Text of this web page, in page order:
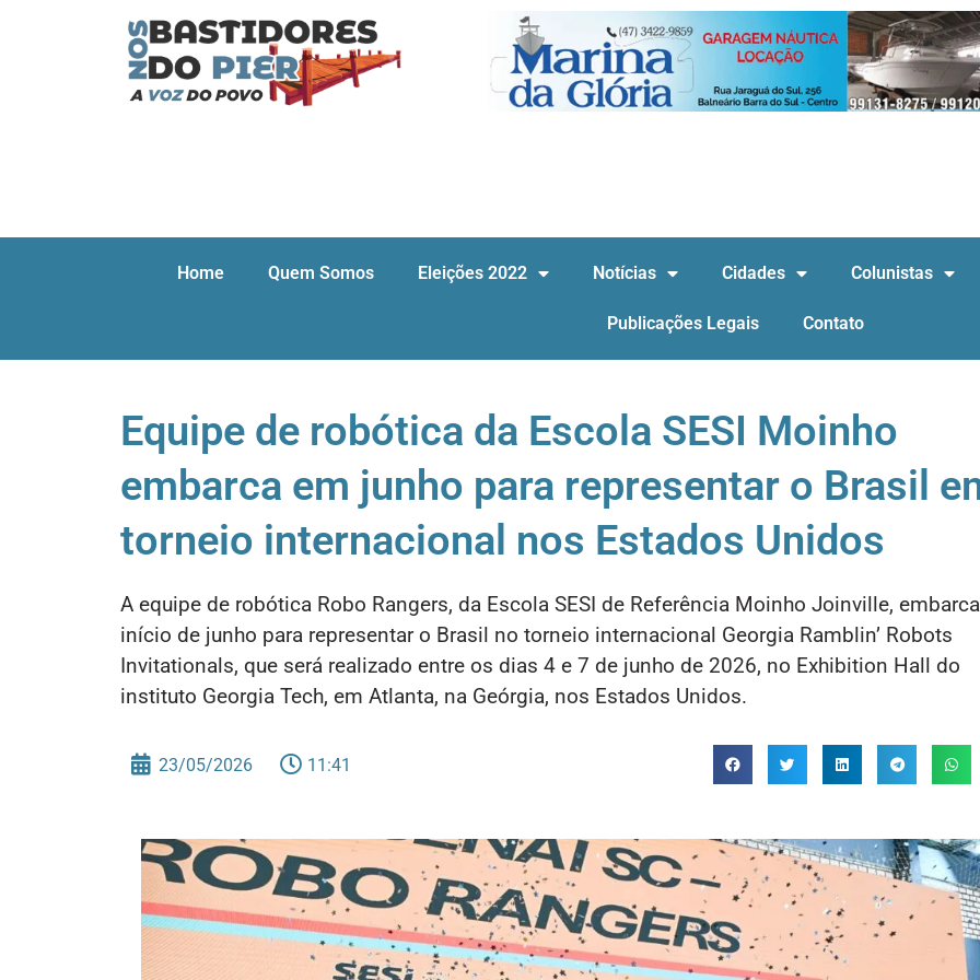
Home Quem Somos Eleições 2022 Notícias Cidades Colunistas
Publicações Legais Contato
Equipe de robótica da Escola SESI Moinho
embarca em junho para representar o Brasil
torneio internacional nos Estados Unidos
A equipe de robótica Robo Rangers, da Escola SESI de Referência Moinho Joinville,
início de junho para representar o Brasil no torneio internacional Georgia Ramblin’ Robots
Invitationals, que será realizado entre os dias 4 e 7 de junho de 2026, no Exhibition Hall do
instituto Georgia Tech, em Atlanta, na Geórgia, nos Estados Unidos.
23/05/2026 11:41